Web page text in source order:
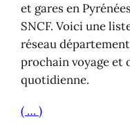
et gares en
SNCF. Voici une
réseau
prochain voyage
quotidienne.
( … )